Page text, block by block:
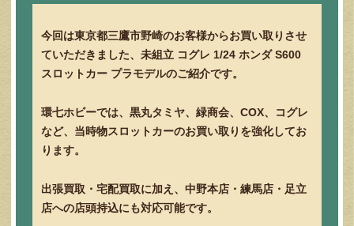
今回は東京都三鷹市野崎のお客様からお買い取りさせ
ていただきました、未組立 コグレ 1/24 ホンダ S600
スロットカー プラモデルのご紹介です。
環七ホビーでは、黒丸タミヤ、緑商会、COX、コグレ
など、当時物スロットカーのお買い取りを強化してお
ります。
出張買取・宅配買取に加え、中野本店・練馬店・足立
店への店頭持込にも対応可能です。